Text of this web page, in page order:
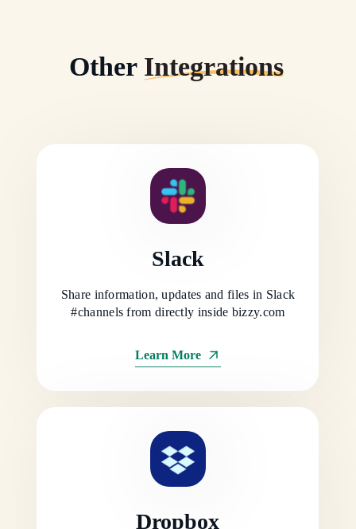
Other Integrations
Slack
Share information, updates and files in Slack
#channels from directly inside bizzy.com
Learn More
Dropbox